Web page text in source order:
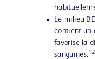
Le milieu
contient un
favorise la
sanguines.